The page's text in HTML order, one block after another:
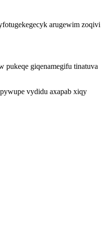
arugewim zoqivi
pukeqe giqenamegifu tinatuva
vydidu axapab xiqy